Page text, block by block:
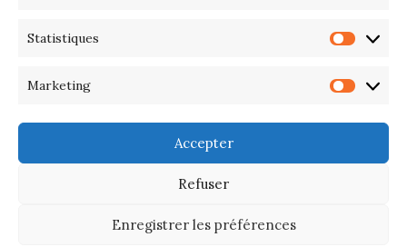
Statistiques
Marketing
Accepter
Refuser
Enregistrer les préférences
2026 – Maison du Phare de
d’artistes – 13 et 14 Septembre